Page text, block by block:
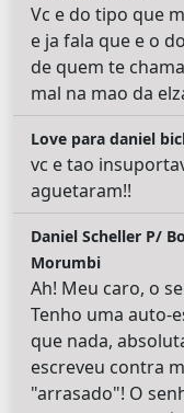
Vc e do tipo que
e ja fala que e o
de quem te
mal na mao da
Love para daniel
vc e tao
aguetaram!!
Daniel Scheller P/
Morumbi
Ah! Meu caro, o
Tenho uma auto-
que nada,
escreveu contra
"arrasado"! O